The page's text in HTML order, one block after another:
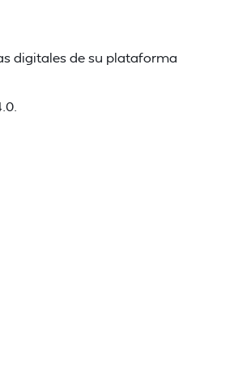
digitales de su plataforma